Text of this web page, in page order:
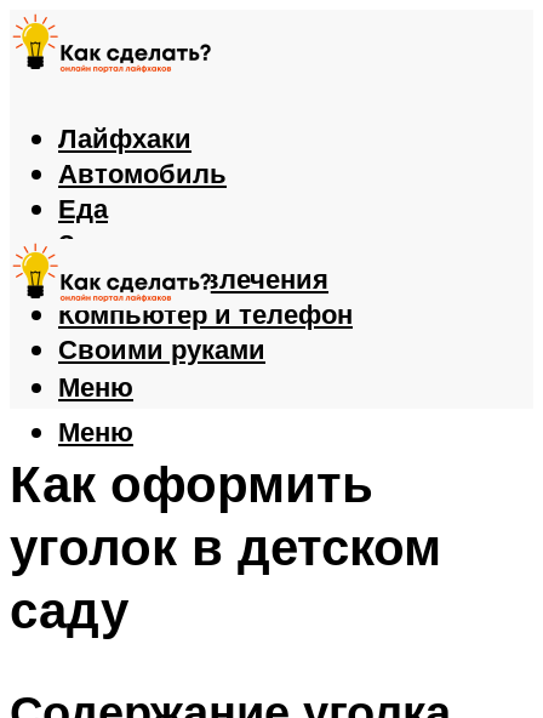
Лайфхаки
Автомобиль
Еда
Здоровье
Игры и развлечения
Компьютер и телефон
Своими руками
Меню
Меню
Как оформить
уголок в детском
саду